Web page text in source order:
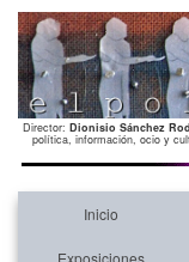
Director: Dionisio Sánchez
política, información, ocio y
Inicio
Exposiciones